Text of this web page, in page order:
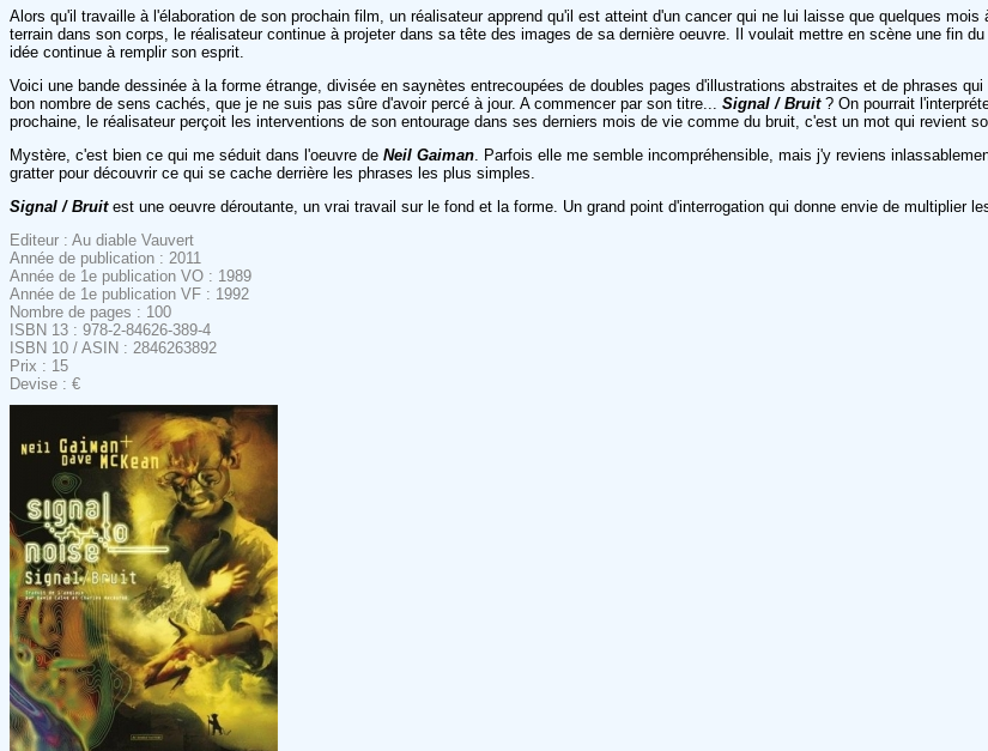
Alors qu'il travaille à l'élaboration de son prochain film, un réalisateur apprend qu'il est atteint d'un cancer qui ne lui laisse que quelques
terrain dans son corps, le réalisateur continue à projeter dans sa tête des images de sa dernière oeuvre. Il voulait mettre en scène une fin
idée continue à remplir son esprit.
Voici une bande dessinée à la forme étrange, divisée en saynètes entrecoupées de doubles pages d'illustrations abstraites et de phrases
bon nombre de sens cachés, que je ne suis pas sûre d'avoir percé à jour. A commencer par son titre... Signal / Bruit? On pourrait
prochaine, le réalisateur perçoit les interventions de son entourage dans ses derniers mois de vie comme du bruit, c'est un mot qui revient
Mystère, c'est bien ce qui me séduit dans l'oeuvre de Neil Gaiman . Parfois elle me semble incompréhensible, mais j'y reviens
gratter pour découvrir ce qui se cache derrière les phrases les plus simples.
Signal / Bruitest une oeuvre déroutante, un vrai travail sur le fond et la forme. Un grand point d'interrogation qui donne envie de multiplier
Editeur : Au diable Vauvert
Année de publication : 2011
Année de 1e publication VO : 1989
Année de 1e publication VF : 1992
Nombre de pages : 100
ISBN 13 : 978-2-84626-389-4
ISBN 10 / ASIN : 2846263892
Prix : 15
Devise : €